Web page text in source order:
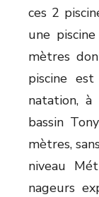
ces 2
une
mètres
piscine
natation,
bassin
mètres,
niveau
nageurs